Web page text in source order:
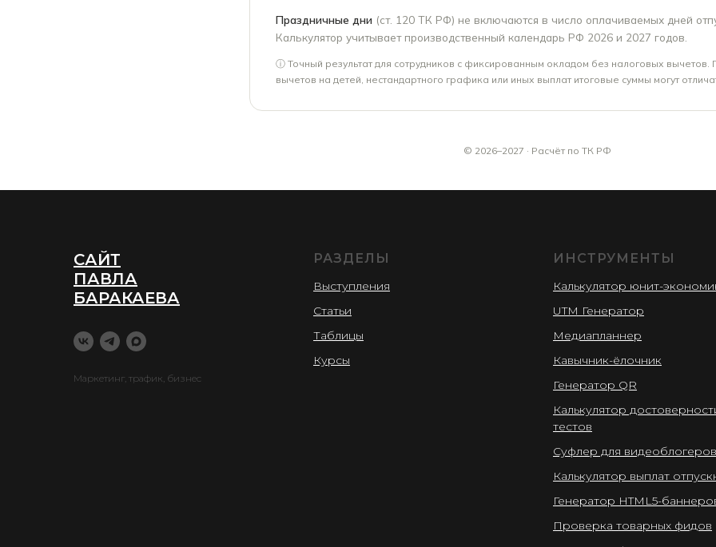
Праздничные дни (ст. 120 ТК РФ) не включаются в число оплачиваемых дней
Калькулятор учитывает производственный календарь РФ 2026 и 2027 годов.
ⓘ Точный результат для сотрудников с фиксированным окладом без налоговых вычетов.
вычетов на детей, нестандартного графика или иных выплат итоговые суммы могут
© 2026–2027 · Расчёт по ТК РФ
САЙТ
ПАВЛА
БАРАКАЕВА
Маркетинг, трафик, бизнес
РАЗДЕЛЫ
Выступления
Статьи
Таблицы
Курсы
ИНСТРУМЕНТЫ
Калькулятор юнит-
UTM Генератор
Медиапланнер
Кавычник-ёлочник
Генератор QR
Калькулятор
тестов
Суфлер для видеоблогеров
Калькулятор выплат
Генератор HTML5-
Проверка товарных фидов